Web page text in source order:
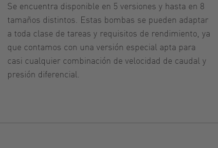
Se encuentra disponible en 5 versiones y hasta en 8
tamaños distintos. Estas bombas se pueden adaptar
a toda clase de tareas y requisitos de rendimiento, ya
que contamos con una versión especial apta para
casi cualquier combinación de velocidad de caudal y
presión diferencial.